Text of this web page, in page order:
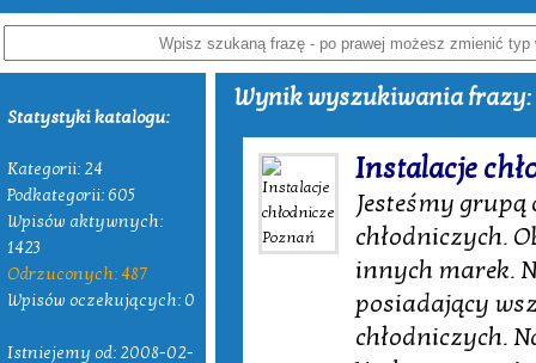
Statystyki katalogu:
Kategorii: 24
Podkategorii: 605
Wpisów aktywnych:
1423
Odrzuconych: 487
Wpisów oczekujących: 0
Istniejemy od: 2008-02-
Wynik wyszukiwania frazy:
Instalacje
Jesteśmy
chłodniczych.
innych marek.
posiadający
chłodniczych.